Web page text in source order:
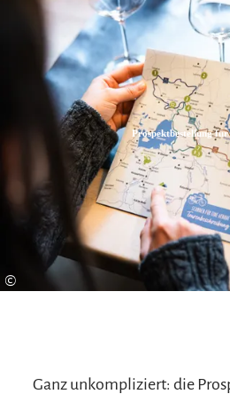
©
Prospektbestellung
Ganz unkompliziert: die